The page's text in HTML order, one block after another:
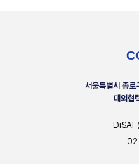
서울특별시 종
대외협